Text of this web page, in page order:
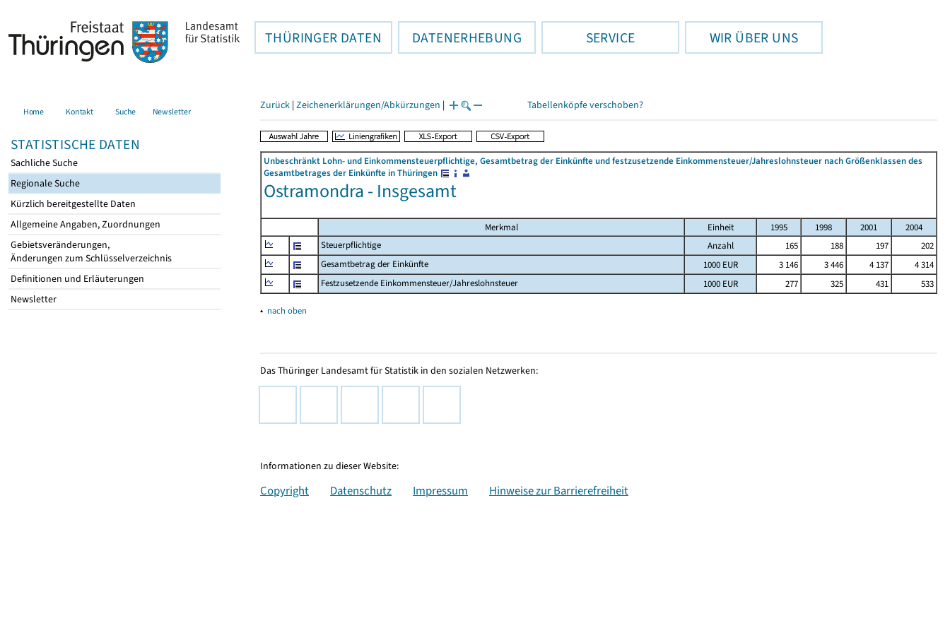
THÜRINGER DATEN DATENERHEBUNG SERVICE WIR ÜBER UNS
Home Kontakt Suche Newsletter
STATISTISCHE DATEN
Sachliche Suche
Regionale Suche
Kürzlich bereitgestellte Daten
Allgemeine Angaben, Zuordnungen
Gebietsveränderungen,
Änderungen zum Schlüsselverzeichnis
Definitionen und Erläuterungen
Newsletter
Zurück | Zeichenerklärungen/Abkürzungen | Tabellenköpfe verschoben?
Unbeschränkt Lohn- und Einkommensteuerpflichtige, Gesamtbetrag der Einkünfte und festzusetzende Einkommensteuer/Jahreslohnsteuer nach Größenklassen des
Gesamtbetrages der Einkünfte in Thüringen
Ostramondra - Insgesamt
Merkmal Einheit 1995 1998 2001
2004
Steuerpflichtige
Anzahl 165 188 197
202
Gesamtbetrag der Einkünfte
1000 EUR 3 146 3 446 4 137
4 314
Festzusetzende Einkommensteuer/Jahreslohnsteuer
1000 EUR 277 325 431 533
▴ nach oben
Das Thüringer Landesamt für Statistik in den sozialen Netzwerken:
Informationen zu dieser Website:
Copyright Datenschutz Impressum Hinweise zur Barrierefreiheit